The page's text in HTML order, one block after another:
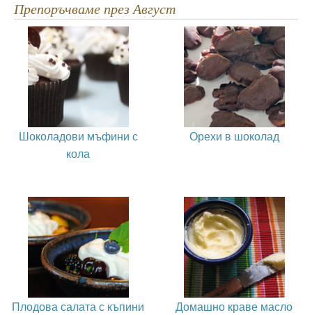
Препоръчваме през Август
Шоколадови мъфини с
кола
Орехи в шоколад
Плодова салата с къпини Домашно краве масло